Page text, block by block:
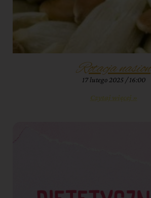
Rotacja nasion
17 lutego 2025 16:00
Czytaj więcej »